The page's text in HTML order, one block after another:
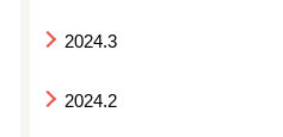
2024.3
2024.2